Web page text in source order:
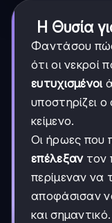
Η Θυσία
Φαντάσου
ότι οι νεκροί
ευτυχισμένοι
υποστηρίζει
κείμενο.
Οι ήρωες που
επέλεξαντον
περίμεναν να
αποφάσισαν
και σημαντικό.